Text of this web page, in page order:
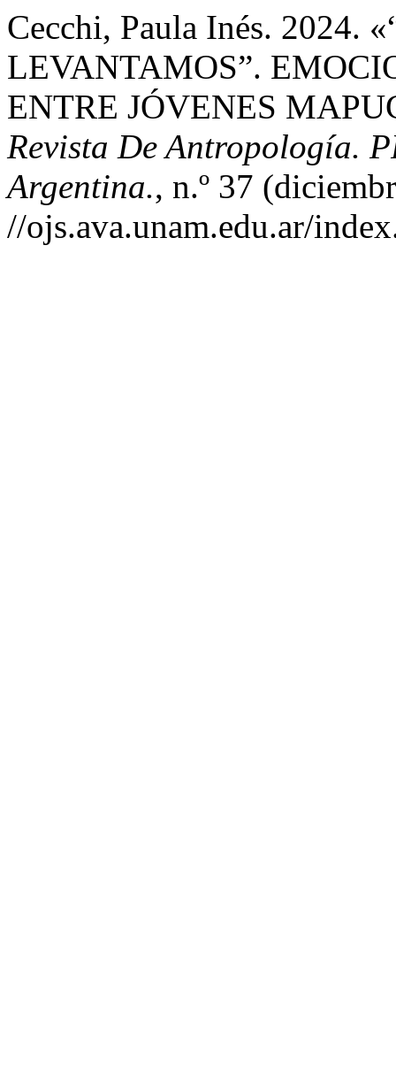
Cecchi, Paula Inés. 2024.
LEVANTAMOS”.
ENTRE JÓVENES
Revista De Antropología.
Argentina., n.º 37
//ojs.ava.unam.edu.ar/